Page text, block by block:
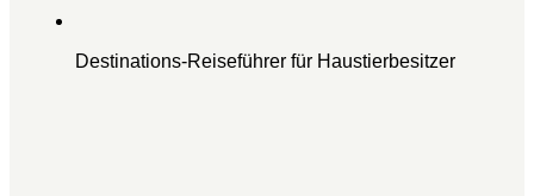
Destinations-Reiseführer für Haustierbesitzer